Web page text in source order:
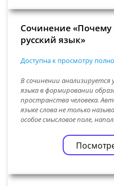
Сочинение «Почему
русский язык»
Доступна к просмотру
В сочинении анализируется
языка в формировании
пространства человека.
языке слова не только
особое смысловое поле,